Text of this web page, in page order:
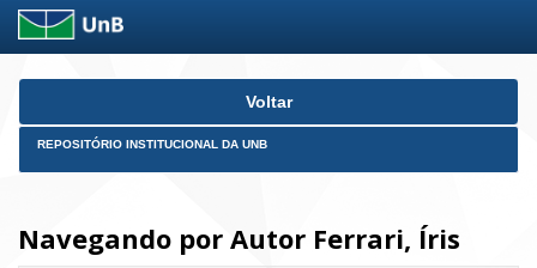
Skip
Voltar
REPOSITÓRIO INSTITUCIONAL DA UNB
Navegando por Autor Ferrari, Íris